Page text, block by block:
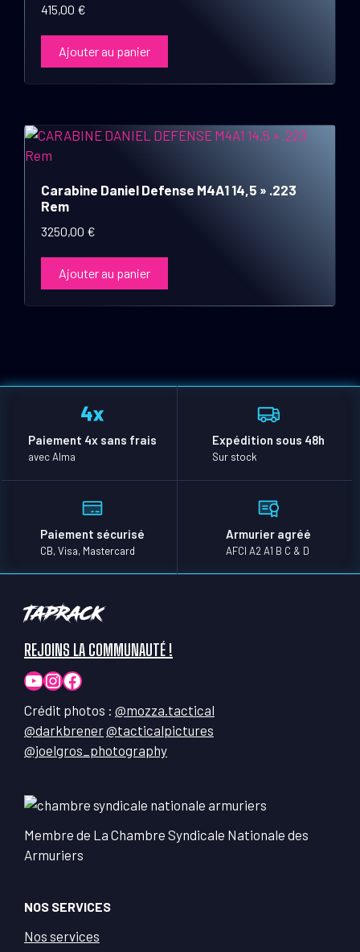
415,00 €
Ajouter au panier
Carabine Daniel Defense M4A1 14,5 » .223
Rem
3250,00 €
Ajouter au panier
Paiement 4x sans frais
avec Alma
Expédition sous 48h
Sur stock
Paiement sécurisé
CB, Visa, Mastercard
Armurier agréé
AFCI A2 A1 B C & D
TapRack
REJOINS LA COMMUNAUTÉ !
YouTube
Instagram
Facebook
Crédit photos : @mozza.tactical
@darkbrener@tacticalpictures
@joelgros_photography
Membre de La Chambre Syndicale Nationale des
Armuriers
NOS SERVICES
Nos services